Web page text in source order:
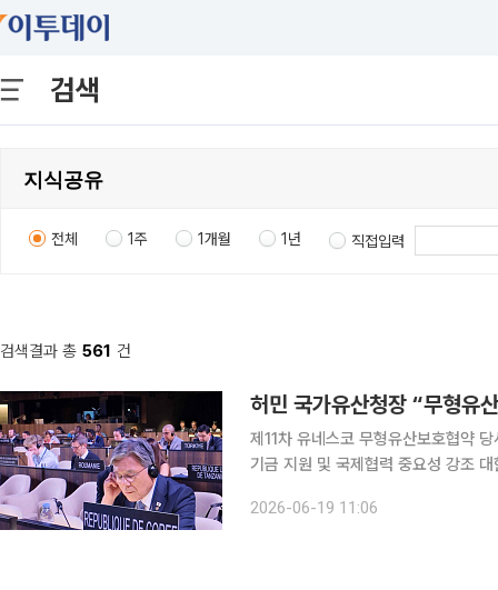
검색
전체 1주 1개월 1년 직접입력
검색결과 총 561 건
허민 국가유산청장 “무형유
제11차 유네스코 무형유산보호협약
기금 지원 및 국제협력 중요성 강조 대한민국 대표단이 프랑스 파리에서 열린 유네스코 총회에 참석
한 대한민국 대표단이 17일부터 18
2026-06-19 11:06